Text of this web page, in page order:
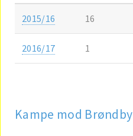
2015/16 16
2016/17 1
Kampe mod Brøndby